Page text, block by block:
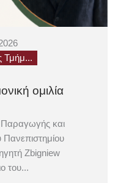
Τμήμ...
ομιλία
Παραγωγής και
Πανεπιστημίου
Zbigniew
του...